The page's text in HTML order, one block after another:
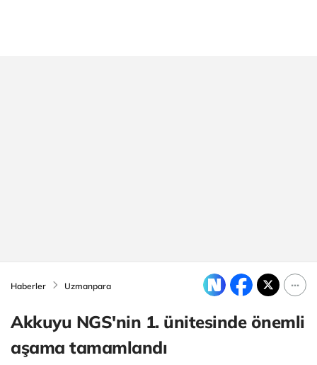
Haberler Uzmanpara
Akkuyu NGS'nin 1. ünitesinde önemli
aşama tamamlandı